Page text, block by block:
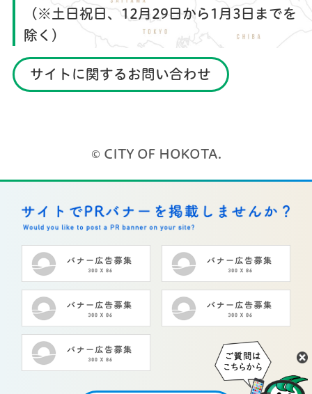
（※土日祝日、12月29日から1月3日までを
除く）
サイトに関するお問い合わせ
© CITY OF HOKOTA.